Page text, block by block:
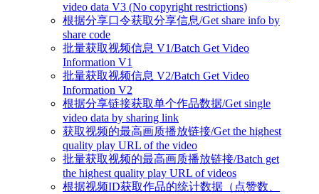
video data V3 (No copyright restrictions)
根据分享口令获取分享信息/Get share info by
share code
批量获取视频信息 V1/Batch Get Video
Information V1
批量获取视频信息 V2/Batch Get Video
Information V2
根据分享链接获取单个作品数据/Get single
video data by sharing link
获取视频的最高画质播放链接/Get the highest
quality play URL of the video
批量获取视频的最高画质播放链接/Batch get
the highest quality play URL of videos
根据视频ID获取作品的统计数据（点赞数、